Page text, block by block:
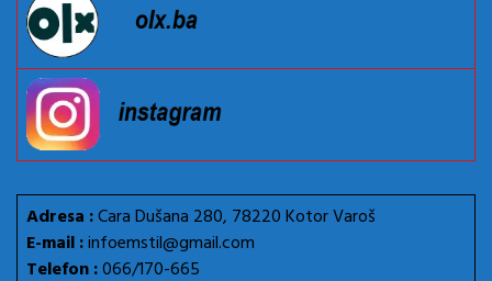
Adresa :Cara Dušana 280, 78220 Kotor Varoš
E-mail :infoemstil@gmail.com
Telefon :066/170-665